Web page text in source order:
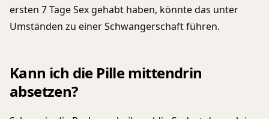
ersten 7 Tage Sex gehabt haben, könnte das unter
Umständen zu einer Schwangerschaft führen.
Kann ich die Pille mittendrin
absetzen?